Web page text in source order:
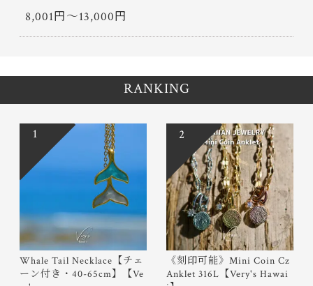
8,001円〜13,000円
RANKING
Whale Tail Necklace【チェ
ーン付き・40-65cm】【Ve
1
《刻印可能》Mini Coin Cz
Anklet 316L【Very's Hawai
2